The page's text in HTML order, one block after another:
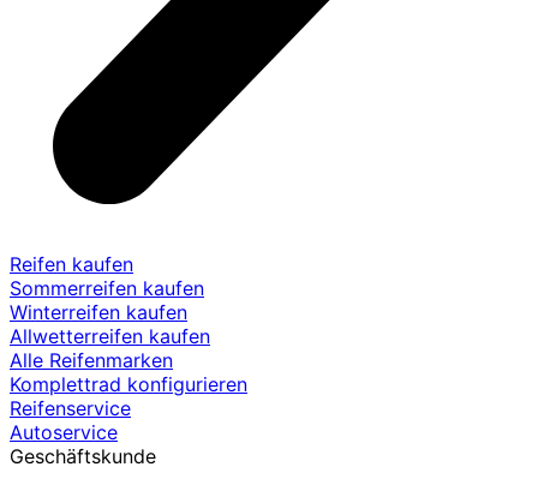
Reifen kaufen
Sommerreifen kaufen
Winterreifen kaufen
Allwetterreifen kaufen
Alle Reifenmarken
Komplettrad konfigurieren
Reifenservice
Autoservice
Geschäftskunde